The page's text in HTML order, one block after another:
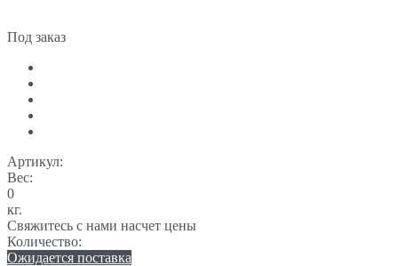
Под заказ
Артикул:
Вес:
0
кг.
Свяжитесь с нами насчет цены
Количество:
Ожидается поставка